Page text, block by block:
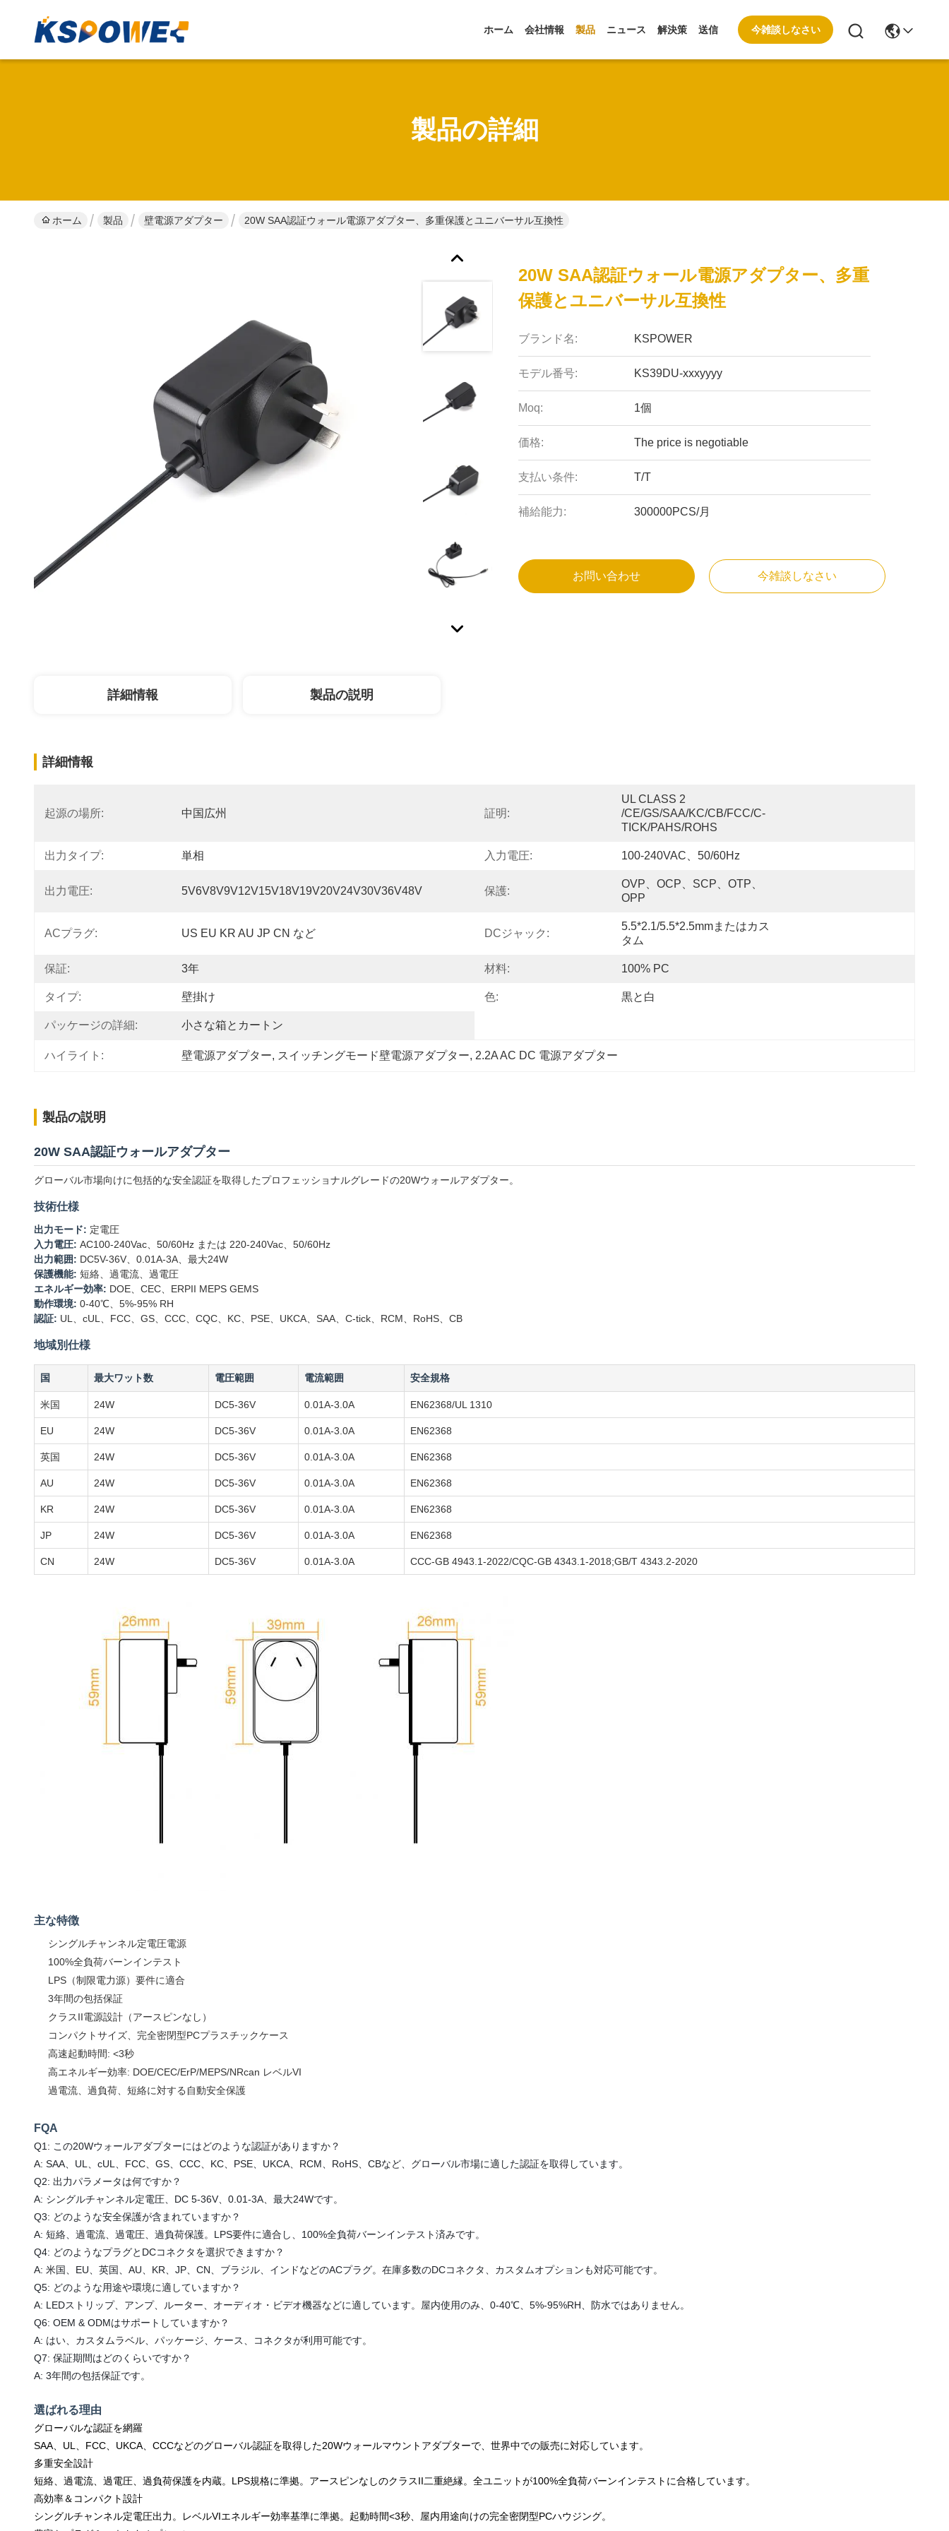
ホーム 会社情報 製品 ニュース 解決策 送信 今雑談しなさい
製品の詳細
ホーム 製品 壁電源アダプター 20W SAA認証ウォール電源アダプター、多重保護とユニバーサル互換性
20W SAA認証ウォール電源アダプター、多重
保護とユニバーサル互換性
ブランド名: KSPOWER
モデル番号: KS39DU-xxxyyyy
Moq: 1個
価格: The price is negotiable
支払い条件: T/T
補給能力: 300000PCS/月
お問い合わせ 今雑談しなさい
詳細情報 製品の説明
詳細情報
起源の場所: 中国広州 証明:
UL CLASS 2
/CE/GS/SAA/KC/CB/FCC/C-
TICK/PAHS/ROHS
出力タイプ: 単相 入力電圧: 100-240VAC、50/60Hz
出力電圧: 5V6V8V9V12V15V18V19V20V24V30V36V48V 保護:
OVP、OCP、SCP、OTP、
OPP
ACプラグ: US EU KR AU JP CN など DCジャック:
5.5*2.1/5.5*2.5mmまたはカス
タム
保証: 3年 材料: 100% PC
タイプ: 壁掛け 色: 黒と白
パッケージの詳細: 小さな箱とカートン
ハイライト: 壁電源アダプター, スイッチングモード壁電源アダプター, 2.2A AC DC 電源アダプター
製品の説明
20W SAA認証ウォールアダプター
グローバル市場向けに包括的な安全認証を取得したプロフェッショナルグレードの20Wウォールアダプター。
技術仕様
出力モード: 定電圧
入力電圧: AC100-240Vac、50/60Hz または 220-240Vac、50/60Hz
出力範囲: DC5V-36V、0.01A-3A、最大24W
保護機能: 短絡、過電流、過電圧
エネルギー効率: DOE、CEC、ERPII MEPS GEMS
動作環境: 0-40℃、5%-95% RH
認証: UL、cUL、FCC、GS、CCC、CQC、KC、PSE、UKCA、SAA、C-tick、RCM、RoHS、CB
地域別仕様
国 最大ワット数 電圧範囲 電流範囲 安全規格
米国 24W DC5-36V 0.01A-3.0A EN62368/UL 1310
EU 24W DC5-36V 0.01A-3.0A EN62368
英国 24W DC5-36V 0.01A-3.0A EN62368
AU 24W DC5-36V 0.01A-3.0A EN62368
KR 24W DC5-36V 0.01A-3.0A EN62368
JP 24W DC5-36V 0.01A-3.0A EN62368
CN 24W DC5-36V 0.01A-3.0A CCC-GB 4943.1-2022/CQC-GB 4343.1-2018;GB/T 4343.2-2020
主な特徴
シングルチャンネル定電圧電源
100%全負荷バーンインテスト
LPS（制限電力源）要件に適合
3年間の包括保証
クラスII電源設計（アースピンなし）
コンパクトサイズ、完全密閉型PCプラスチックケース
高速起動時間: <3秒
高エネルギー効率: DOE/CEC/ErP/MEPS/NRcan レベルVI
過電流、過負荷、短絡に対する自動安全保護
FQA
Q1: この20Wウォールアダプターにはどのような認証がありますか？
A: SAA、UL、cUL、FCC、GS、CCC、KC、PSE、UKCA、RCM、RoHS、CBなど、グローバル市場に適した認証を取得しています。
Q2: 出力パラメータは何ですか？
A: シングルチャンネル定電圧、DC 5-36V、0.01-3A、最大24Wです。
Q3: どのような安全保護が含まれていますか？
A: 短絡、過電流、過電圧、過負荷保護。LPS要件に適合し、100%全負荷バーンインテスト済みです。
Q4: どのようなプラグとDCコネクタを選択できますか？
A: 米国、EU、英国、AU、KR、JP、CN、ブラジル、インドなどのACプラグ。在庫多数のDCコネクタ、カスタムオプションも対応可能です。
Q5: どのような用途や環境に適していますか？
A: LEDストリップ、アンプ、ルーター、オーディオ・ビデオ機器などに適しています。屋内使用のみ、0-40℃、5%-95%RH、防水ではありません。
Q6: OEM & ODMはサポートしていますか？
A: はい、カスタムラベル、パッケージ、ケース、コネクタが利用可能です。
Q7: 保証期間はどのくらいですか？
A: 3年間の包括保証です。
選ばれる理由
グローバルな認証を網羅
SAA、UL、FCC、UKCA、CCCなどのグローバル認証を取得した20Wウォールマウントアダプターで、世界中での販売に対応しています。
多重安全設計
短絡、過電流、過電圧、過負荷保護を内蔵。LPS規格に準拠。アースピンなしのクラスII二重絶縁。全ユニットが100%全負荷バーンインテストに合格しています。
高効率＆コンパクト設計
シングルチャンネル定電圧出力。レベルVIエネルギー効率基準に準拠。起動時間<3秒、屋内用途向けの完全密閉型PCハウジング。